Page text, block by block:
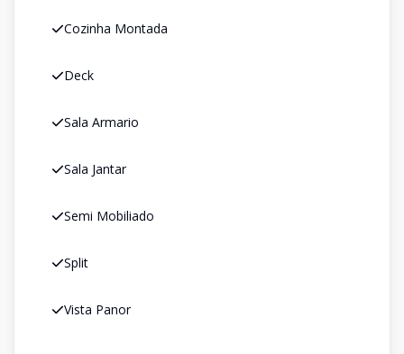
Cozinha Montada
Deck
Sala Armario
Sala Jantar
Semi Mobiliado
Split
Vista Panor